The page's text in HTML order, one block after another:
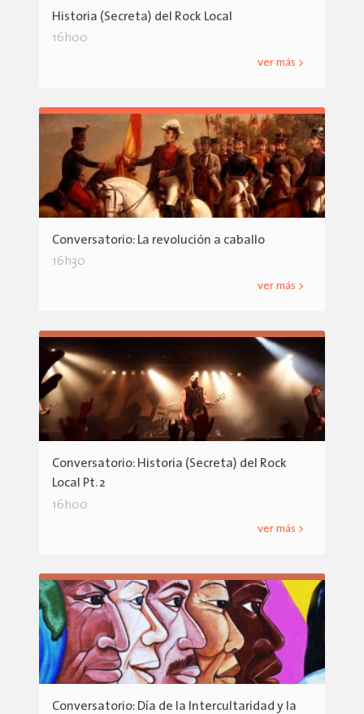
Historia (Secreta) del Rock Local
16h00
ver más >
Conversatorio: La revolución a caballo
16h30
ver más >
Conversatorio: Historia (Secreta) del Rock
Local Pt. 2
16h00
ver más >
Conversatorio: Día de la Intercultaridad y la